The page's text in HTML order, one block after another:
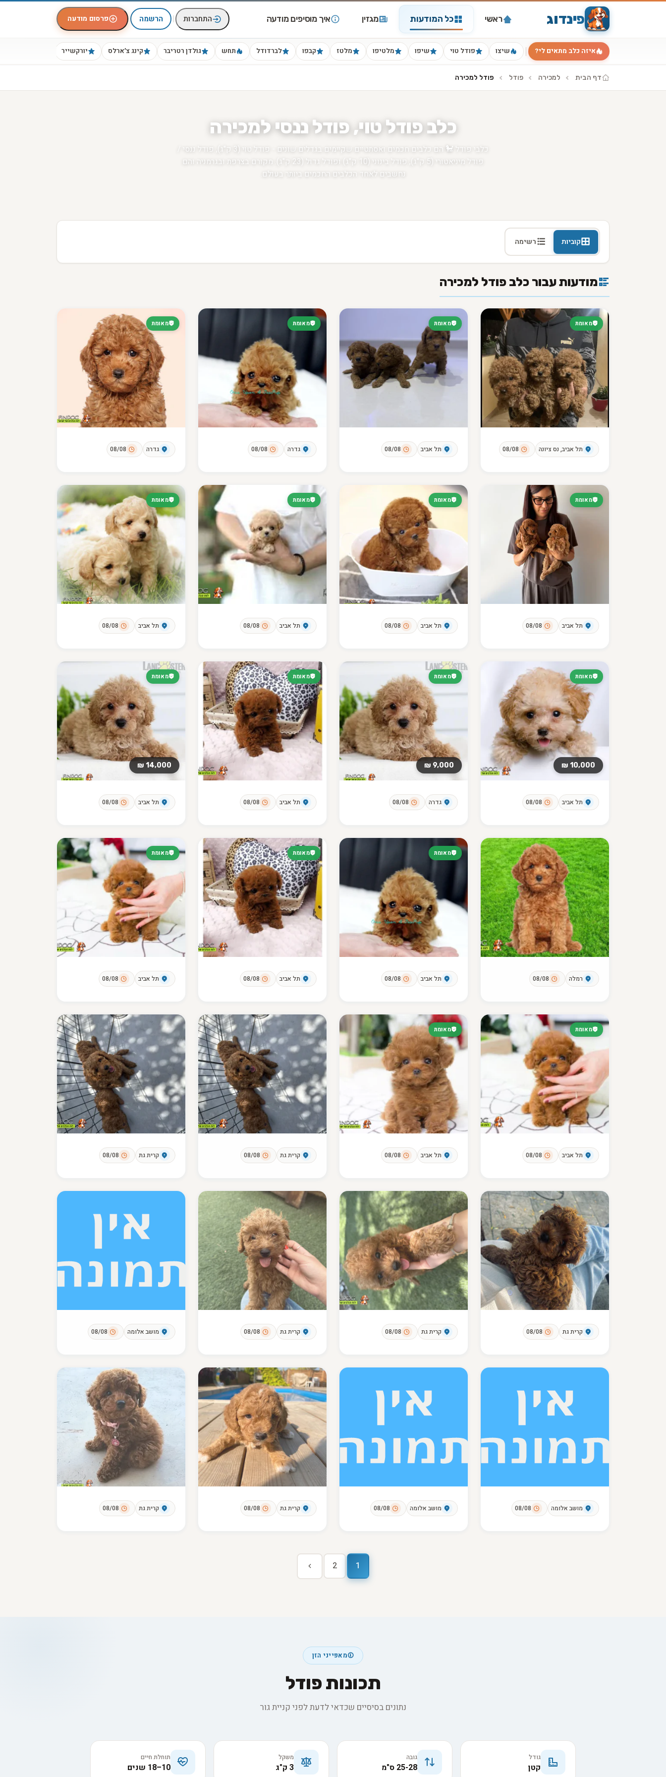
פינדוג ראשי כל המודעות מגזין איך מוסיפים מודעה התחברות | הרשמה פרסום מודעה
איזה כלב מתאים לי? שיצו פודל טוי שיפו מלטיפו מלטז קבפו לברדודל תחש גולדן רטריבר קינג צ׳ארלס יורקשייר
דף הבית למכירה פודל פודל למכירה
כלב פודל טוי, פודל ננסי למכירה
כלבי פודל 🐩 הם כלבים חכמים ואסתטיים שקיימים בגדלים שונים - פודל טוי (3 ק"ג), פודל ננסי /
פודל מיניאטורי (5 ק"ג), פודל בינוני (10 ק"ג) ופודל גדול (23 ק"ג). מקורם בצרפת ובגרמניה והם
נחשבים לאחד הכלבים החכמים ביותר בעולם.
קוביות רשימה
מודעות עבור כלב פודל למכירה
מאומת
תל אביב, נס ציונה 08/08
מאומת
תל אביב 08/08
מאומת
גדרה 08/08
מאומת
גדרה 08/08
מאומת
תל אביב 08/08
מאומת
תל אביב 08/08
מאומת
תל אביב 08/08
מאומת
תל אביב 08/08
מאומת
10,000 ₪
תל אביב 08/08
מאומת
9,000 ₪
גדרה 08/08
מאומת
תל אביב 08/08
מאומת
14,000 ₪
תל אביב 08/08
רמלה 08/08
מאומת
תל אביב 08/08
מאומת
תל אביב 08/08
מאומת
תל אביב 08/08
מאומת
תל אביב 08/08
מאומת
תל אביב 08/08 קרית גת 08/08 קרית גת 08/08
קרית גת 08/08 קרית גת 08/08 קרית גת 08/08 מושב אלומה 08/08
מושב אלומה 08/08 מושב אלומה 08/08 קרית גת 08/08 קרית גת 08/08
1
2
מאפייני הזן
תכונות פודל
נתונים בסיסיים שכדאי לדעת לפני קניית גור
גודל
קטן
גובה
25-28 ס"מ
משקל
3 ק"ג
תוחלת חיים
10–18 שנים